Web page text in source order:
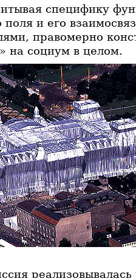
специфику
поля и его
правомерно
на социум в целом.